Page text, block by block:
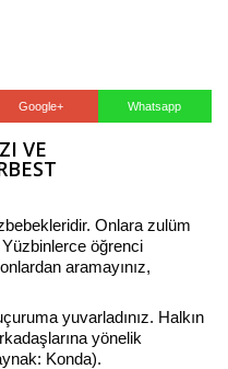
Google+ Whatsapp
VE
Onlara zulüm
öğrenci
aramayınız,
yuvarladınız. Halkın
yönelik
Konda).
FOTO GALERİ
İLETİŞİM